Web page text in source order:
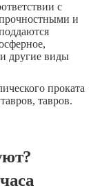
с
и
и другие виды
проката
тавров.